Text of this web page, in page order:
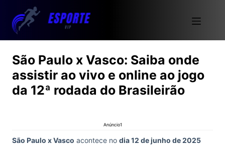
São Paulo x Vasco: Saiba onde
assistir ao vivo e online ao jogo
da 12ª rodada do Brasileirão
Anúncio1
São Paulo x Vasco acontece no dia 12 de junho de 2025